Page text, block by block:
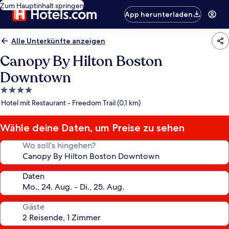
Zum Hauptinhalt springen
App herunterladen
Alle Unterkünfte anzeigen
Canopy By Hilton Boston
Downtown
4.0-
Sterne-
Hotel mit Restaurant - Freedom Trail (0,1 km)
Wähle deine Daten, um Preise zu sehen
Wo soll’s hingehen?
Daten
Gäste